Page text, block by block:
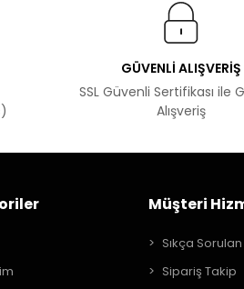
GÜVENLİ ALIŞVERİŞ
SSL Güvenli Sertifikası ile
Alışveriş
Müşteri
Sıkça
Sipariş Takip